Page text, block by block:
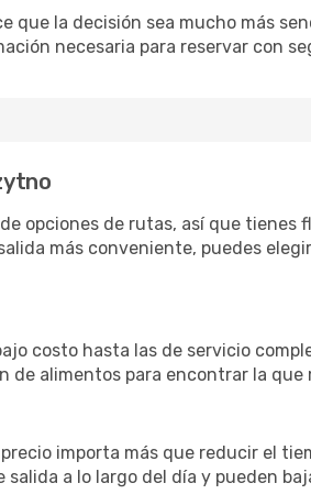
que la decisión sea mucho más
necesaria para reservar con
opciones de rutas, así que tienes
más conveniente, puedes
costo hasta las de servicio
alimentos para encontrar la
importa más que reducir el
a lo largo del día y pueden